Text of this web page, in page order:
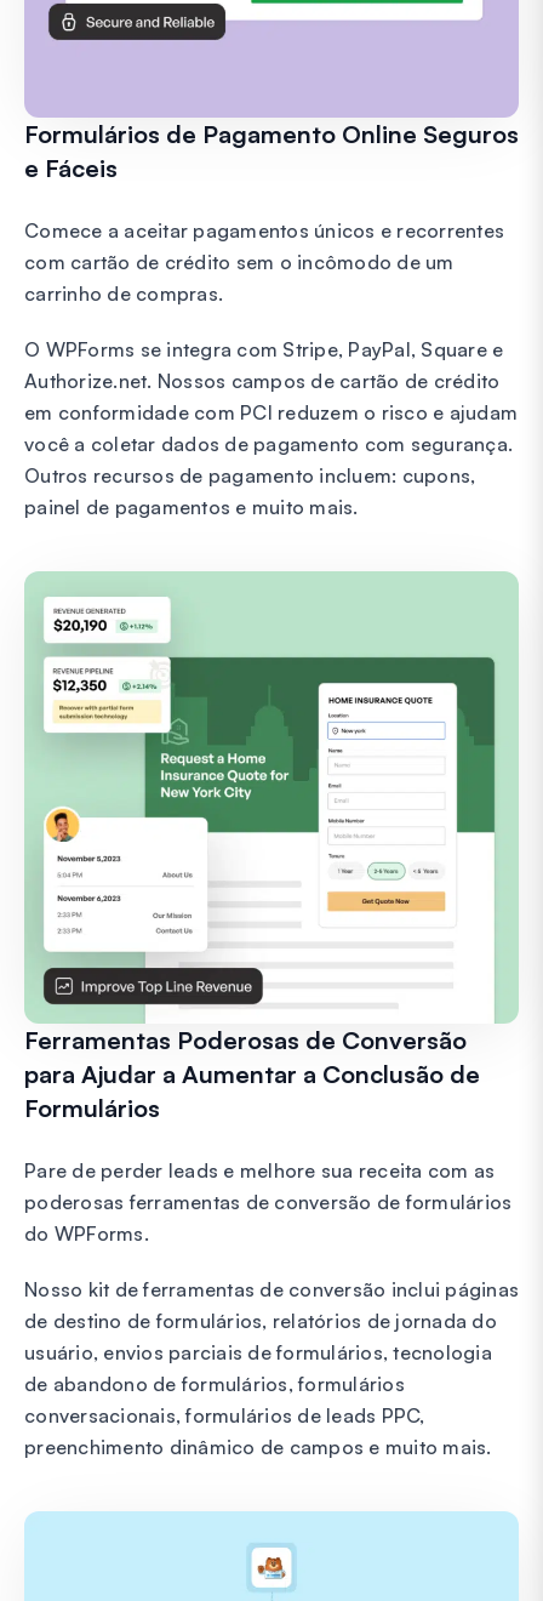
Formulários de Pagamento Online Seguros
e Fáceis
Comece a aceitar pagamentos únicos e recorrentes
com cartão de crédito sem o incômodo de um
carrinho de compras.
O WPForms se integra com Stripe, PayPal, Square e
Authorize.net. Nossos campos de cartão de crédito
em conformidade com PCI reduzem o risco e ajudam
você a coletar dados de pagamento com segurança.
Outros recursos de pagamento incluem: cupons,
painel de pagamentos e muito mais.
Ferramentas Poderosas de Conversão
para Ajudar a Aumentar a Conclusão de
Formulários
Pare de perder leads e melhore sua receita com as
poderosas ferramentas de conversão de formulários
do WPForms.
Nosso kit de ferramentas de conversão inclui páginas
de destino de formulários, relatórios de jornada do
usuário, envios parciais de formulários, tecnologia
de abandono de formulários, formulários
conversacionais, formulários de leads PPC,
preenchimento dinâmico de campos e muito mais.